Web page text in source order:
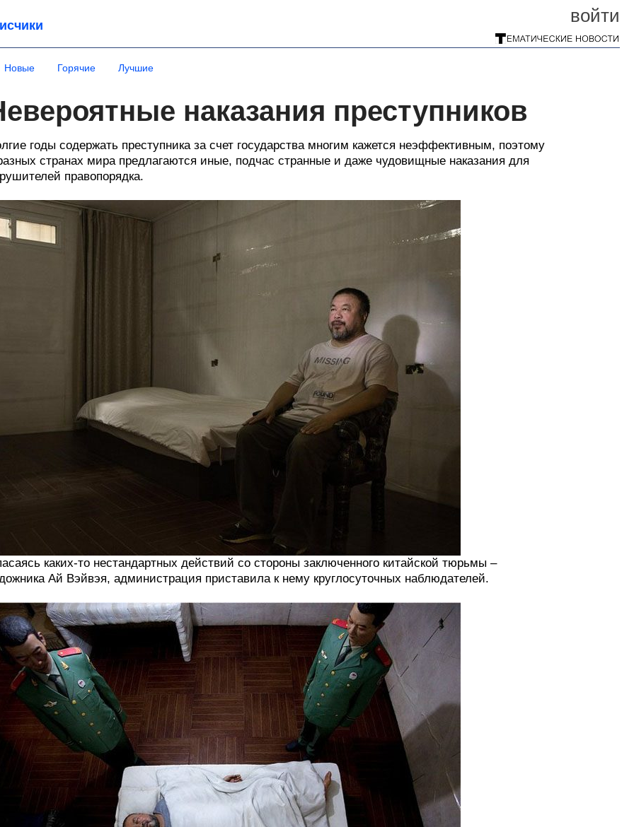
войти
Новые Горячие Лучшие
наказания преступников
годы содержать преступника за счет государства многим кажется неэффективным, поэтому
странах мира предлагаются иные, подчас странные и даже чудовищные наказания для
правопорядка.
каких-то нестандартных действий со стороны заключенного китайской тюрьмы –
Ай Вэйвэя, администрация приставила к нему круглосуточных наблюдателей.